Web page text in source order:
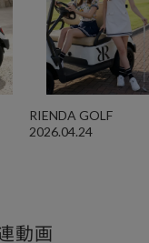
2026.04.24
RIENDA GOLF
動画